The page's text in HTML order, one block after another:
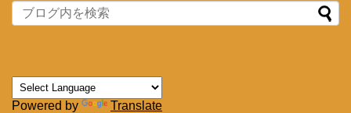
Powered by Translate